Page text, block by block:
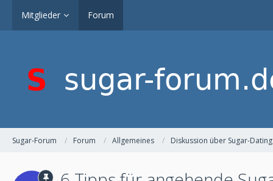
Mitglieder Forum
Sugar-Forum Forum Allgemeines Diskussion über Sugar-Dating